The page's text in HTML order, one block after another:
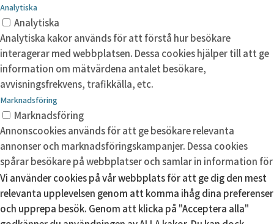
Vi använder cookies på vår webbplats för att ge dig den mest
relevanta upplevelsen genom att komma ihåg dina preferenser
och upprepa besök. Genom att klicka på "Acceptera alla"
Analytiska
Analytiska
Analytiska kakor används för att förstå hur besökare
interagerar med webbplatsen. Dessa cookies hjälper till att ge
information om mätvärdena antalet besökare,
avvisningsfrekvens, trafikkälla, etc.
Marknadsföring
Marknadsföring
Annonscookies används för att ge besökare relevanta
annonser och marknadsföringskampanjer. Dessa cookies
spårar besökare på webbplatser och samlar in information för
att tillhandahålla anpassade annonser.
Okategoriserade
Okategoriserade